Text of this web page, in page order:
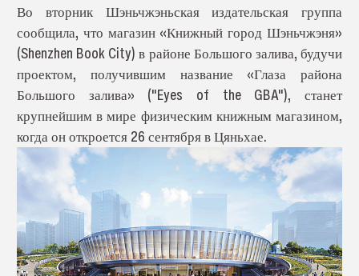
Во вторник Шэньчжэньская издательская группа
сообщила, что магазин «Книжный город Шэньчжэня»
(Shenzhen Book City) в районе Большого залива, будучи
проектом, получившим название «Глаза района
Большого залива» ("Eyes of the GBA"), станет
крупнейшим в мире физическим книжным магазином,
когда он откроется 26 сентября в Цяньхае.